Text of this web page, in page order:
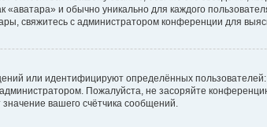
и обычно уникально для каждого
свяжитесь с администратором конференции для
или идентифицируют определённых
Пожалуйста, не засоряйте
вашего счётчика сообщений.